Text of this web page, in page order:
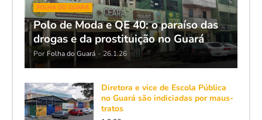
FOLHA DO GUARÁ
Polo de Moda e QE 40: o paraíso das
drogas e da prostituição no Guará
Por Folha do Guará - 26.1.26
Diretora e vice de Escola Pública
no Guará são indiciadas por maus-
tratos